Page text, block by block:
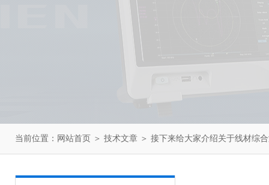
当前位置： 网站首页 ＞ 技术文章 ＞ 接下来给大家介绍关于线材综